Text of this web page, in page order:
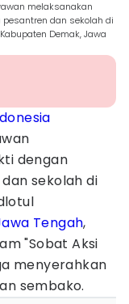
melaksanakan
dan sekolah di
Demak, Jawa
dengan
sekolah di
Tengah,
"Sobat Aksi
menyerahkan
sembako.